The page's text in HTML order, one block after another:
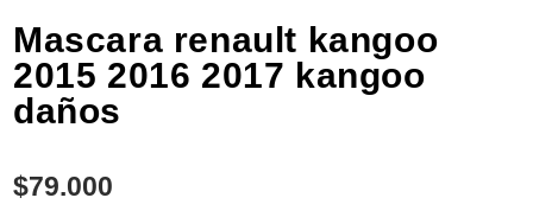
Mascara renault kangoo
2015 2016 2017 kangoo
daños
$79.000